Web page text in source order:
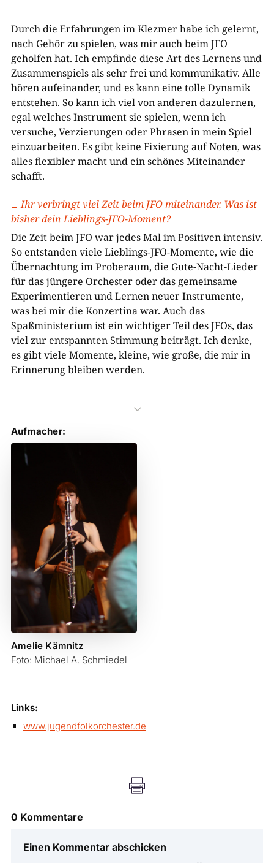
Durch die Erfahrungen im Klezmer habe ich gelernt,
nach Gehör zu spielen, was mir auch beim JFO
geholfen hat. Ich empfinde diese Art des Lernens und
Zusammenspiels als sehr frei und kommunikativ. Alle
hören aufeinander, und es kann eine tolle Dynamik
entstehen. So kann ich viel von anderen dazulernen,
egal welches Instrument sie spielen, wenn ich
versuche, Verzierungen oder Phrasen in mein Spiel
einzuarbeiten. Es gibt keine Fixierung auf Noten, was
alles flexibler macht und ein schönes Miteinander
schafft.
Ihr verbringt viel Zeit beim JFO miteinander. Was ist
bisher dein Lieblings-JFO-Moment?
Die Zeit beim JFO war jedes Mal im Positiven intensiv.
So entstanden viele Lieblings-JFO-Momente, wie die
Übernachtung im Proberaum, die Gute-Nacht-Lieder
für das jüngere Orchester oder das gemeinsame
Experimentieren und Lernen neuer Instrumente,
was bei mir die Konzertina war. Auch das
Spaßministerium ist ein wichtiger Teil des JFOs, das
viel zur entspannten Stimmung beiträgt. Ich denke,
es gibt viele Momente, kleine, wie große, die mir in
Erinnerung bleiben werden.
3
Aufmacher:
Amelie Kämnitz
Foto: Michael A. Schmiedel
Links:
www.jugendfolkorchester.de

0 Kommentare
Einen Kommentar abschicken